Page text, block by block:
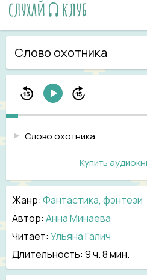
Слово охотника
Слово охотника
Купить
Жанр: Фантастика, фэнтези
Автор: Анна Минаева
Читает: Ульяна Галич
Длительность: 9 ч. 8 мин.